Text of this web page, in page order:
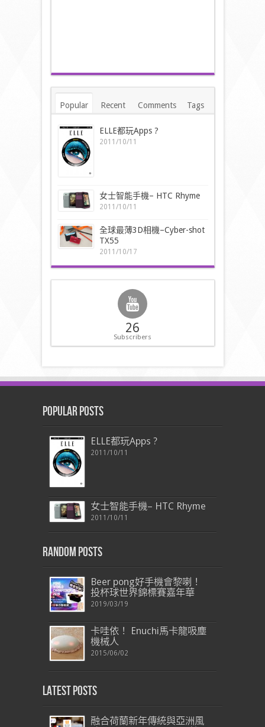
Popular Recent Comments Tags
ELLE都玩Apps ?
2011/10/11
女士智能手機– HTC Rhyme
2011/10/11
全球最薄3D相機–Cyber-shot
TX55
2011/10/17
26
Subscribers
Popular Posts
ELLE都玩Apps ?
2011/10/11
女士智能手機– HTC Rhyme
2011/10/11
Random Posts
Beer pong好手機會黎喇！
投杯球世界錦標賽嘉年華
2019/03/19
卡哇依！ Enuchi馬卡龍吸塵
機械人
2015/06/02
Latest Posts
融合荷蘭新年傳統與亞洲風